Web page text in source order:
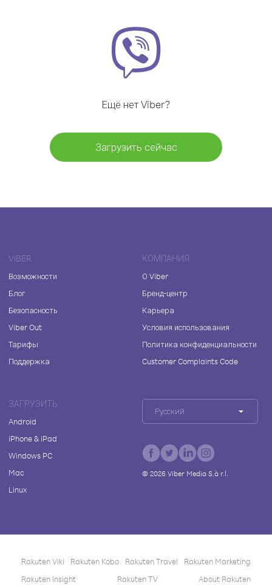
Ещё нет Viber?
Загрузить сейчас
VIBER
Возможности
Блог
Безопасность
Viber Out
Тарифы
Поддержка
КОМПАНИЯ
О Viber
Бренд-центр
Карьера
Условия использования
Политика конфиденциальности
Customer Complaints Code
ЗАГРУЗИТЬ
Android
iPhone & iPad
Windows PC
Mac
Linux
Русский
© 2026Viber Media S.à r.l.
Rakuten Viki Rakuten Kobo Rakuten Travel
Rakuten Marketing
Rakuten Insight
Rakuten TV About Rakuten